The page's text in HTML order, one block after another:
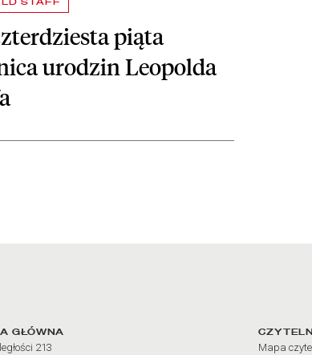
piąta
urodzin Leopolda
oraz godziny otwarcia
GŁÓWNA
213
Mapa